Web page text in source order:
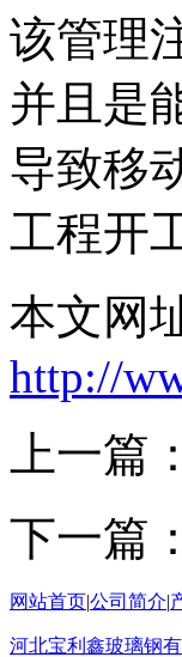
该管理
并且是
导致移
工程开
本文网
http://
上一篇：
下一篇：
网站首页|公司简介|
河北宝利鑫玻璃钢